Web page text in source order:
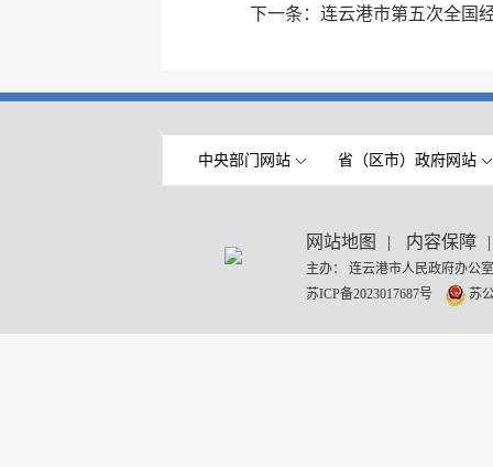
下一条： 连云港市第五次全国
中央部门网站 省（区市）政府网站
网站地图 | 内容保障 |
主办： 连云港市人民政府办
苏ICP备2023017687号
苏